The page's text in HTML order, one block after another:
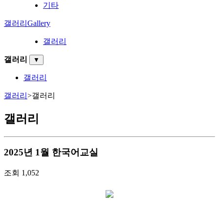
기타
갤러리 Gallery
갤러리
갤러리 ▼
갤러리
갤러리 >갤러리
갤러리
2025년 1월 한국어교실
조회 1,052